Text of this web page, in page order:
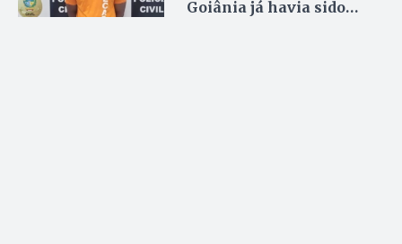
Goiânia já havia sido